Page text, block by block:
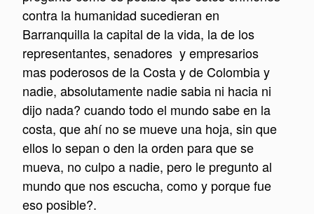
contra la humanidad sucedieran en
Barranquilla la capital de la vida, la de los
representantes, senadores y empresarios
mas poderosos de la Costa y de Colombia y
nadie, absolutamente nadie sabia ni hacia ni
dijo nada? cuando todo el mundo sabe en la
costa, que ahí no se mueve una hoja, sin que
ellos lo sepan o den la orden para que se
mueva, no culpo a nadie, pero le pregunto al
mundo que nos escucha, como y porque fue
eso posible?.